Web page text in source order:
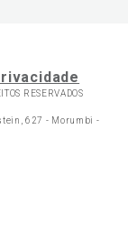
RESERVADOS
627 - Morumbi -